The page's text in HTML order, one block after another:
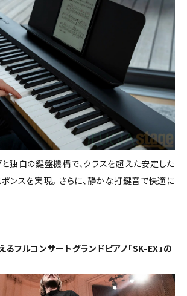
独自の鍵盤機構で、クラスを超えた安定した
ンスを実現。 さらに、静かな打鍵音で快適に
フルコンサートグランドピアノ「SK-EX」の